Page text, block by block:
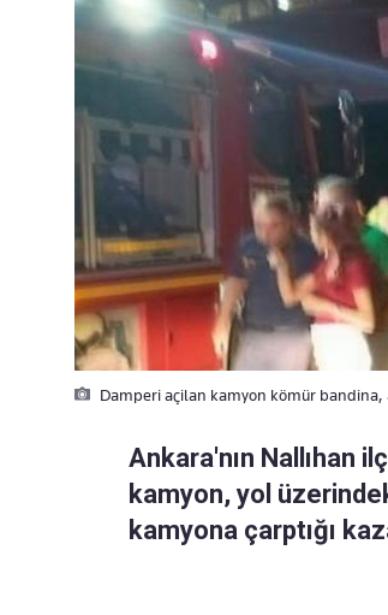
Damperi açilan kamyon kömür
Ankara'nın Nallıhan
kamyon, yol
kamyona çarptığı